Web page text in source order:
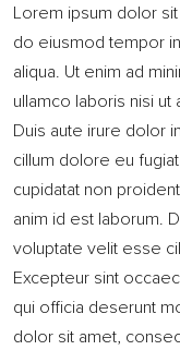
Lorem ipsum dolor
do eiusmod tempor
aliqua. Ut enim ad
ullamco laboris nisi
Duis aute irure dolor
cillum dolore eu
cupidatat non
anim id est laborum.
voluptate velit esse
Excepteur sint
qui officia deserunt
dolor sit amet,